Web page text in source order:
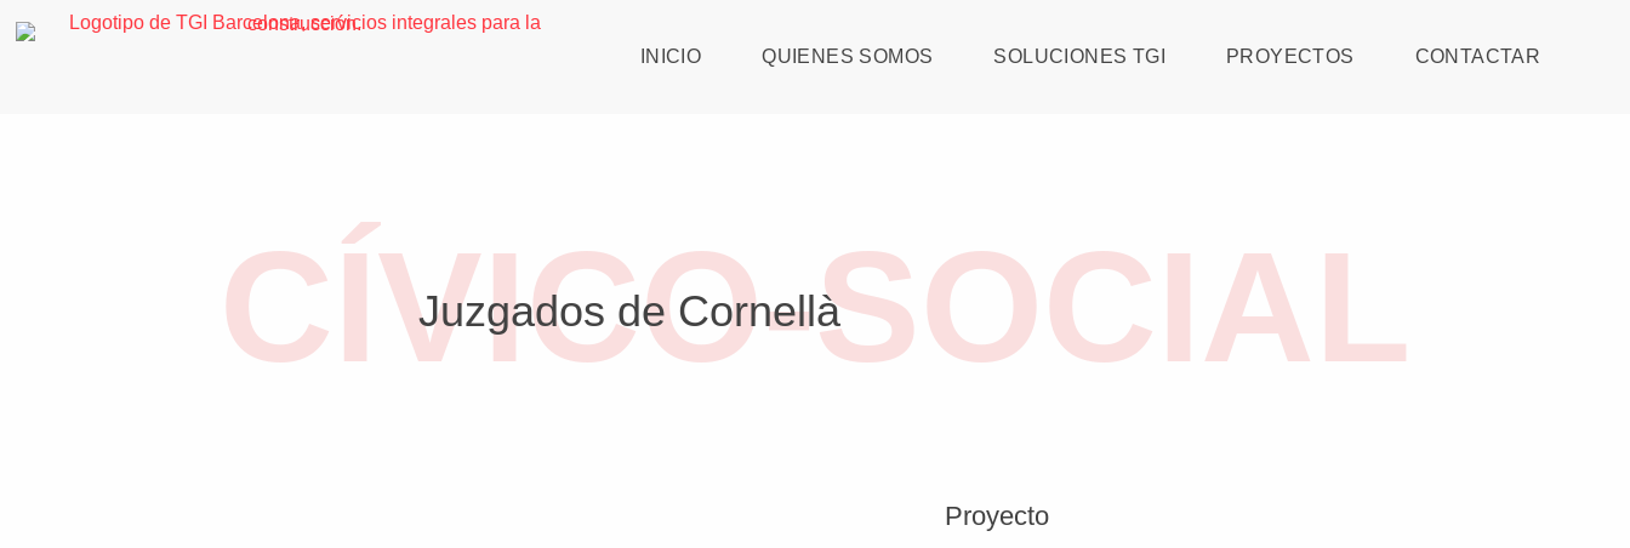
INICIO QUIENES SOMOS SOLUCIONES TGI PROYECTOS CONTACTAR
CÍVICO-SOCIAL
Juzgados de Cornellà
Proyecto